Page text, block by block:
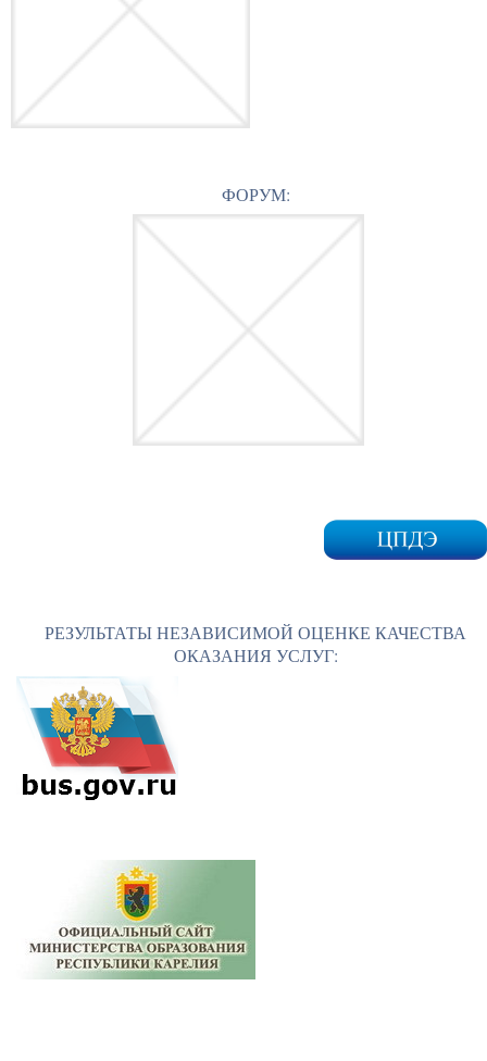
ФОРУМ:
РЕЗУЛЬТАТЫ НЕЗАВИСИМОЙ ОЦЕНКЕ КАЧЕСТВА
ОКАЗАНИЯ УСЛУГ: